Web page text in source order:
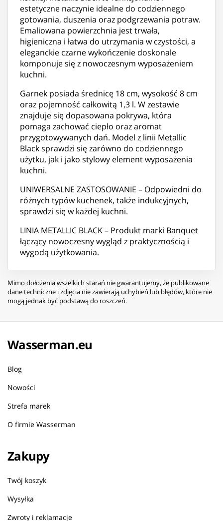
estetyczne naczynie idealne do codziennego
gotowania, duszenia oraz podgrzewania potraw.
Emaliowana powierzchnia jest trwała,
higieniczna i łatwa do utrzymania w czystości, a
eleganckie czarne wykończenie doskonale
komponuje się z nowoczesnym wyposażeniem
kuchni.
Garnek posiada średnicę 18 cm, wysokość 8 cm
oraz pojemność całkowitą 1,3 l. W zestawie
znajduje się dopasowana pokrywa, która
pomaga zachować ciepło oraz aromat
przygotowywanych dań. Model z linii Metallic
Black sprawdzi się zarówno do codziennego
użytku, jak i jako stylowy element wyposażenia
kuchni.
UNIWERSALNE ZASTOSOWANIE – Odpowiedni do
różnych typów kuchenek, także indukcyjnych,
sprawdzi się w każdej kuchni.
LINIA METALLIC BLACK – Produkt marki Banquet
łączący nowoczesny wygląd z praktycznością i
wygodą użytkowania.
Mimo dołożenia wszelkich starań nie gwarantujemy, że publikowane
dane techniczne i zdjęcia nie zawierają uchybień lub błędów, które nie
mogą jednak być podstawą do roszczeń.
Wasserman.eu
Blog
Nowości
Strefa marek
O firmie Wasserman
Zakupy
Twój koszyk
Wysyłka
Zwroty i reklamacje